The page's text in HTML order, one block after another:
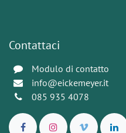
Contattaci
Modulo di contatto
info@eickemeyer.it
085 935 4078